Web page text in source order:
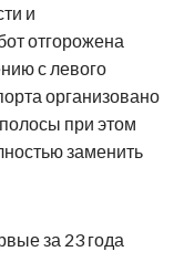
и
отгорожена
с левого
организовано
при этом
заменить
за 23 года